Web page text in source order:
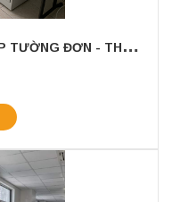
C
UNG CẤP BÀN THÍ NGHIỆM ÁP TƯỜNG ĐƠN - THÔNG SỐ KỸ THUẬT BÀN THÍ NGHIỆM ÁP TƯỜNG